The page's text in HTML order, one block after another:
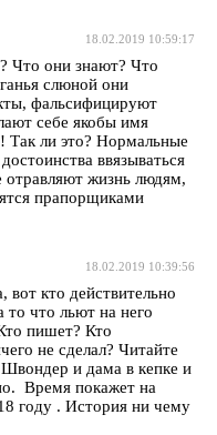
18.02.2019 10:59:17
Что они знают? Что
слюной они
фальсифицируют
себе якобы имя
Так ли это? Нормальные
ввязываться
отравляют жизнь людям,
прапорщиками
18.02.2019 10:39:56
кто действительно
то что льют на него
пишет? Кто
не сделал? Читайте
и дама в кепке и
Время покажет на
году . История ни чему